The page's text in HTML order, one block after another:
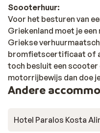
Scooterhuur:
Voor het besturen van
Griekenland moet je
Griekse
bromfietscertificaat of
toch besluit een
motorrijbewijs dan doe
Andere
Hotel Paralos Kosta